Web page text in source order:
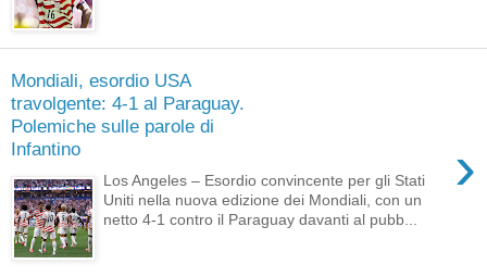
Mondiali, esordio USA
travolgente: 4-1 al Paraguay.
Polemiche sulle parole di
Infantino
›
Los Angeles – Esordio convincente per gli Stati
Uniti nella nuova edizione dei Mondiali, con un
netto 4-1 contro il Paraguay davanti al pubb...